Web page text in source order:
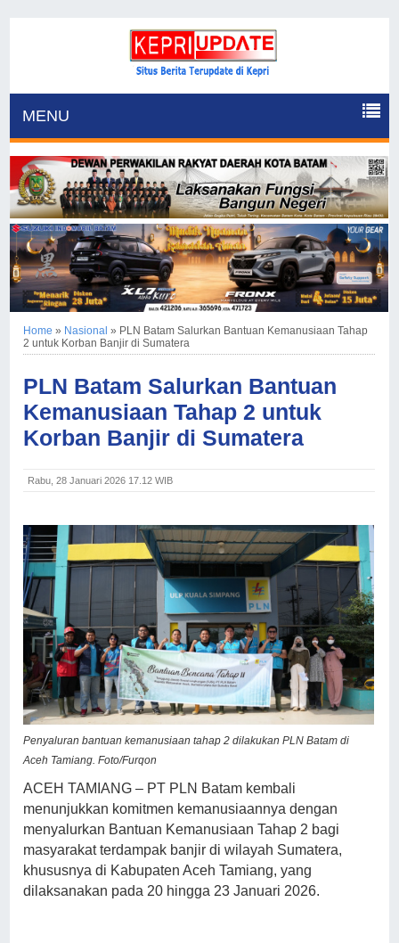
MENU
Home » Nasional » PLN Batam Salurkan Bantuan Kemanusiaan Tahap
2 untuk Korban Banjir di Sumatera
PLN Batam Salurkan Bantuan
Kemanusiaan Tahap 2 untuk
Korban Banjir di Sumatera
Rabu, 28 Januari 2026 17.12 WIB
Penyaluran bantuan kemanusiaan tahap 2 dilakukan PLN Batam di
Aceh Tamiang. Foto/Furqon
ACEH TAMIANG – PT PLN Batam kembali
menunjukkan komitmen kemanusiaannya dengan
menyalurkan Bantuan Kemanusiaan Tahap 2 bagi
masyarakat terdampak banjir di wilayah Sumatera,
khususnya di Kabupaten Aceh Tamiang, yang
dilaksanakan pada 20 hingga 23 Januari 2026.